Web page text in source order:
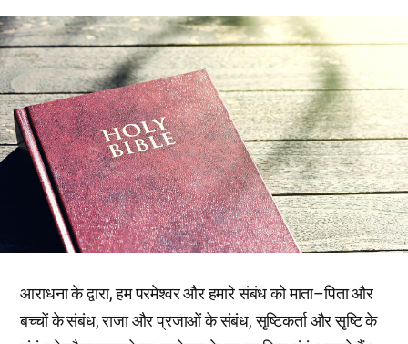
आराधना के द्वारा, हम परमेश्वर और हमारे संबंध को माता–पिता और
बच्चों के संबंध, राजा और प्रजाओं के संबंध, सृष्टिकर्ता और सृष्टि के